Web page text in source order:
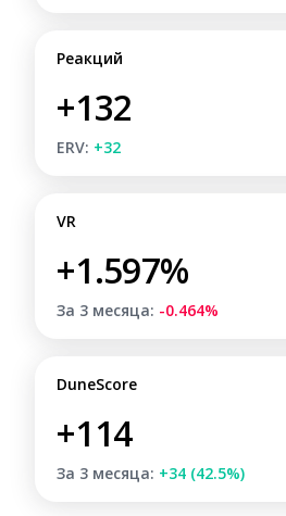
Реакций
+132
ERV: +32
VR
+1.597%
За 3 месяца: -0.464%
DuneScore
+114
За 3 месяца: +34 (42.5%)